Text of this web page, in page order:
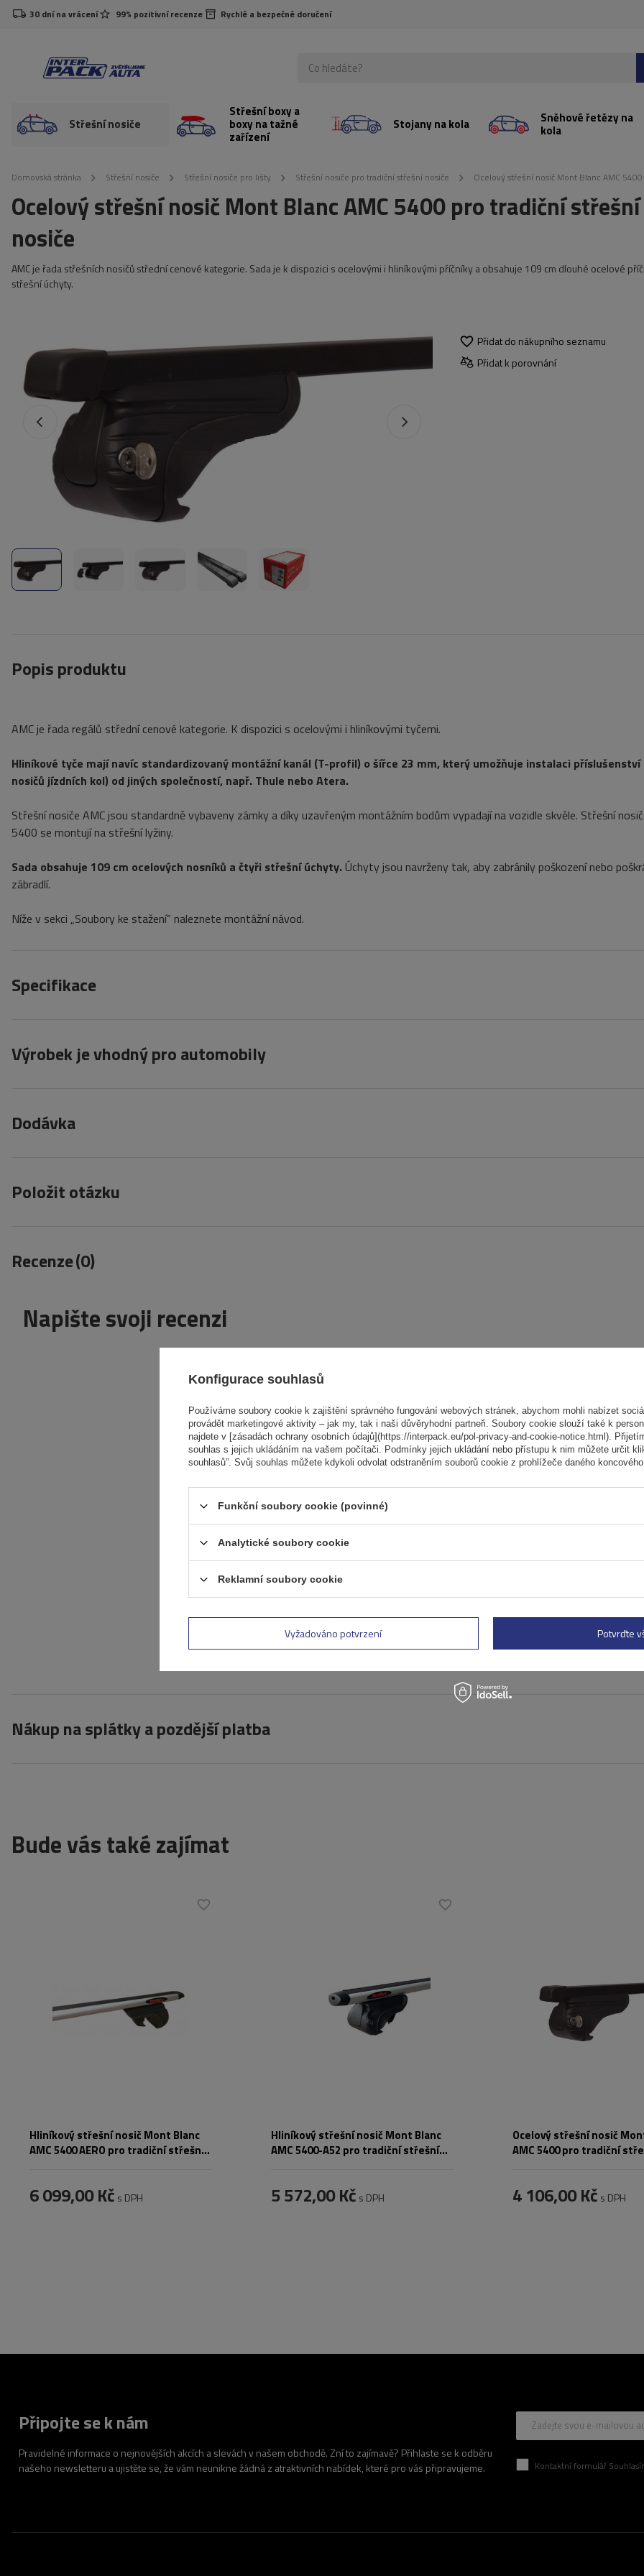
30 dní na vrácení 99% pozitivní recenze Rychlé a bezpečné doručení
Střešní nosiče
Střešní boxy a
boxy na tažné
zařízení
Stojany na kola Sněhové řetězy na
kola
Domovská stránka Střešní nosiče Střešní nosiče pro lišty Střešní nosiče pro tradiční střešní nosiče Ocelový střešní nosič Mont Blanc AMC
Ocelový střešní nosič Mont Blanc AMC 5400 pro tradiční střešní
nosiče
AMC je řada střešních nosičů střední cenové kategorie. Sada je k dispozici s ocelovými i hliníkovými příčníky a obsahuje 109 cm dlouhé ocelové
střešní úchyty.
Přidat do nákupního seznamu
Přidat k porovnání
Popis produktu
AMC je řada regálů střední cenové kategorie. K dispozici s ocelovými i hliníkovými tyčemi.
Hliníkové tyče mají navíc standardizovaný montážní kanál (T-profil) o šířce 23 mm, který umožňuje instalaci příslušenství
nosičů jízdních kol) od jiných společností, např. Thule nebo Atera.
Střešní nosiče AMC jsou standardně vybaveny zámky a díky uzavřeným montážním bodům vypadají na vozidle skvěle. Střešní
5400 se montují na střešní lyžiny.
Sada obsahuje 109 cm ocelových nosníků a čtyři střešní úchyty. Úchyty jsou navrženy tak, aby zabránily poškození nebo
zábradlí.
Níže v sekci „Soubory ke stažení“ naleznete montážní návod.
Specifikace
Výrobek je vhodný pro automobily
Dodávka
Položit otázku
Recenze(0)
Napište svoji recenzi
Obsah vašeho názoru
Vaše jméno
Váš e-mail
Nákup na splátky a pozdější platba
Bude vás také zajímat
Hliníkový střešní nosič Mont Blanc
AMC 5400 AERO pro tradiční střešní
6 099,00 Kč s DPH
Hliníkový střešní nosič Mont Blanc
AMC 5400-A52 pro tradiční střešní
5 572,00 Kč s DPH
Ocelový střešní nosič
AMC 5400 pro tradiční
4 106,00 Kč s DPH
Připojte se k nám
Pravidelné informace o nejnovějších akcích a slevách v našem obchodě. Zní to zajímavě? Přihlaste se k odběru
našeho newsletteru a ujistěte se, že vám neunikne žádná z atraktivních nabídek, které pro vás připravujeme.
Zadejte svou e-mailovou
Kontaktní formulář Souhlasím se
Konfigurace souhlasů
Používáme soubory cookie k zajištění správného fungování webových stránek, abychom mohli nabízet
provádět marketingové aktivity – jak my, tak i naši důvěryhodní partneři. Soubory cookie slouží také k
najdete v [zásadách ochrany osobních údajů](https://interpack.eu/pol-privacy-and-cookie-notice.html).
souhlas s jejich ukládáním na vašem počítači. Podmínky jejich ukládání nebo přístupu k nim můžete určit
souhlasů”. Svůj souhlas můžete kdykoli odvolat odstraněním souborů cookie z prohlížeče daného
Funkční soubory cookie (povinné)
Analytické soubory cookie
Reklamní soubory cookie
Vyžadováno potvrzení Potvrďte